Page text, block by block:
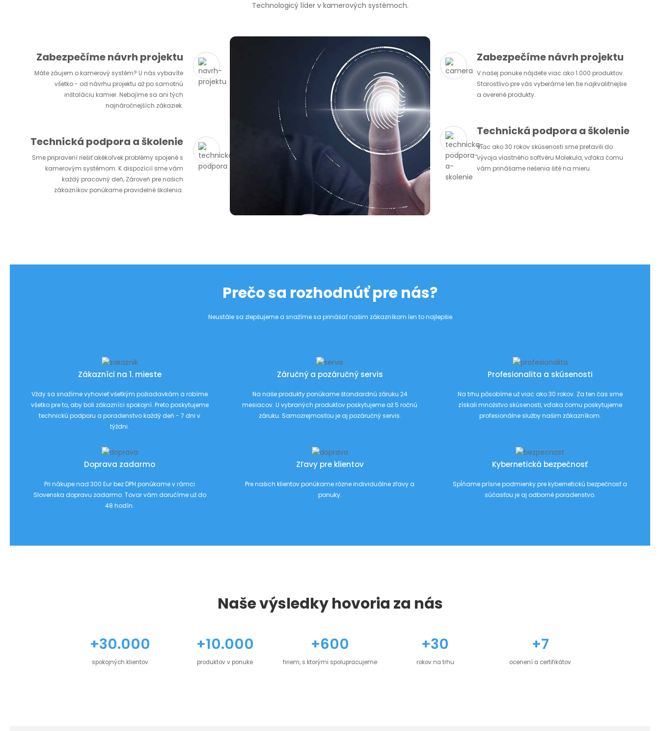
Technologicý líder v kamerových systémoch.
Zabezpečíme návrh projektu
Máte záujem o kamerový systém? U nás vybavíte
všetko - od návrhu projektu až po samotnú
inštaláciu kamier. Nebojíme sa ani tých
najnáročnejších zákaziek.
Technická podpora a školenie
Sme pripravení riešiť akékoľvek problémy spojené s
kamerovým systémom. K dispozícií sme vám
každý pracovný deň, Zároveň pre našich
zákazníkov ponúkame pravidelné školenia.
Zabezpečíme návrh projektu
V našej ponuke nájdete viac ako 1.000 produktov.
Starostlivo pre vás vyberáme len tie najkvalitnejšie
a overené produkty.
Technická podpora a školenie
Viac ako 30 rokov skúsenosti sme pretavili do
vývoja vlastného softvéru Molekula, vďaka čomu
vám prinášame riešenia šité na mieru.
Prečo sa rozhodnúť pre nás?
Neustále sa zlepšujeme a snažíme sa prinášať našim zákazníkom len to najlepšie
Zákazníci na 1. mieste
Vždy sa snažíme vyhovieť všetkým požiadavkám a robíme
všetko pre to, aby boli zákazníci spokojní. Preto poskytujeme
technickú podporu a poradenstvo každý deň - 7 dni v
týždni.
Záručný a pozáručný servis
Na naše produkty ponúkame štandardnú záruku 24
mesiacov. U vybraných produktov poskytujeme až 5 ročnú
záruku. Samozrejmosťou je aj pozáručný servis.
Profesionalita a skúsenosti
Na trhu pôsobíme už viac ako 30 rokov. Za ten čas sme
získali množstvo skúsenosti, vďaka čomu poskytujeme
profesionálne služby našim zákazníkom.
Doprava zadarmo
Pri nákupe nad 300 Eur bez DPH ponúkame v rámci
Slovenska dopravu zadarmo. Tovar vám doručíme už do
48 hodín.
Zľavy pre klientov
Pre našich klientov ponúkame rôzne individuálne zľavy a
ponuky.
Kybernetická bezpečnosť
Spĺňame prísne podmienky pre kybernetickú bezpečnosť a
súčasťou je aj odborné poradenstvo.
Naše výsledky hovoria za nás
+30.000
spokojných klientov
+10.000
produktov v ponuke
+600
firiem, s ktorými spolupracujeme
+30
rokov na trhu
+7
ocenení a certifikátov